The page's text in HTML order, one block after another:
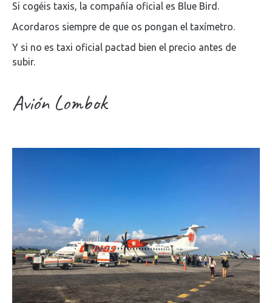
Si cogéis taxis, la compañía oficial es Blue Bird.
Acordaros siempre de que os pongan el taxímetro.
Y si no es taxi oficial pactad bien el precio antes de
subir.
Avión Lombok